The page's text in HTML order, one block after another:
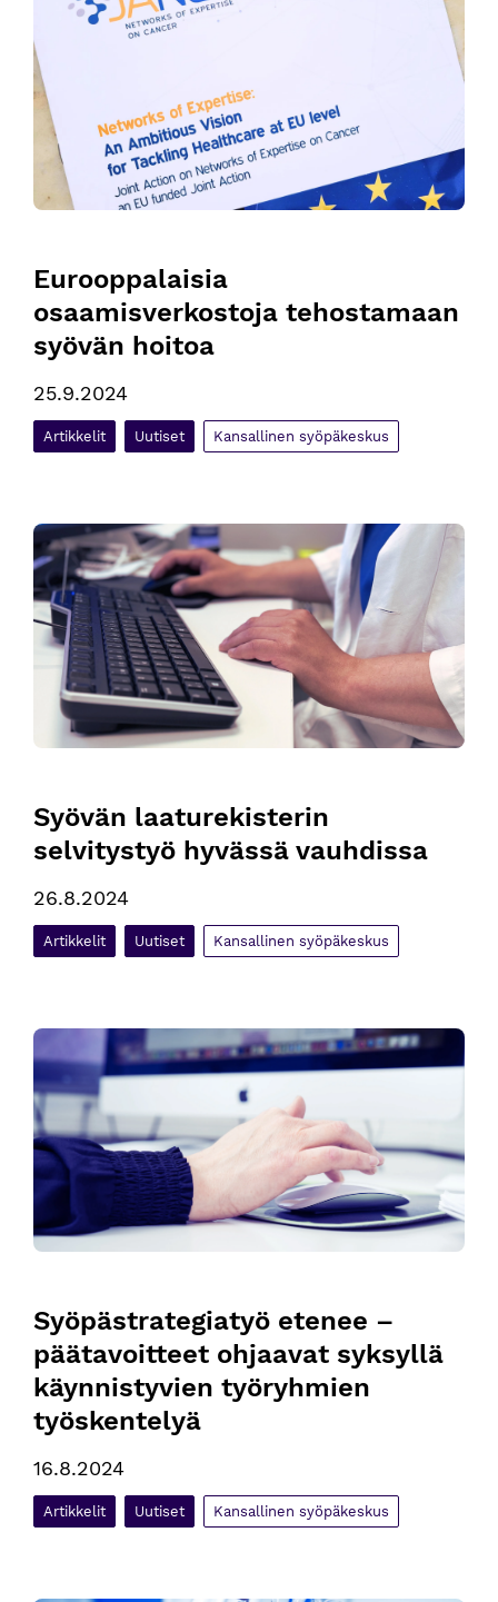
Eurooppalaisia
osaamisverkostoja tehostamaan
syövän hoitoa
25.9.2024
Artikkelit Uutiset Kansallinen syöpäkeskus
Syövän laaturekisterin selvitystyö hyvässä vauhdissa
Syövän laaturekisterin
selvitystyö hyvässä vauhdissa
26.8.2024
Artikkelit Uutiset Kansallinen syöpäkeskus
Syöpästrategiatyö etenee – päätavoitteet ohjaavat syksyllä
Syöpästrategiatyö etenee –
päätavoitteet ohjaavat syksyllä
käynnistyvien työryhmien
työskentelyä
16.8.2024
Artikkelit Uutiset Kansallinen syöpäkeskus